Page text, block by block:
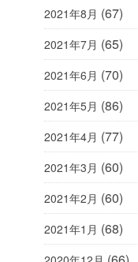
2021年8月 (67)
2021年7月 (65)
2021年6月 (70)
2021年5月 (86)
2021年4月 (77)
2021年3月 (60)
2021年2月 (60)
2021年1月 (68)